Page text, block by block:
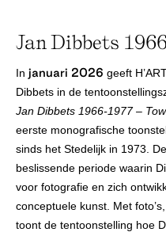
Jan Dibbets
In januari 2026 geeft
Dibbets in de
Jan Dibbets 1966-1977 –
eerste monografische
sinds het Stedelijk in 1973.
beslissende periode waarin
voor fotografie en zich
conceptuele kunst. Met
toont de tentoonstelling hoe